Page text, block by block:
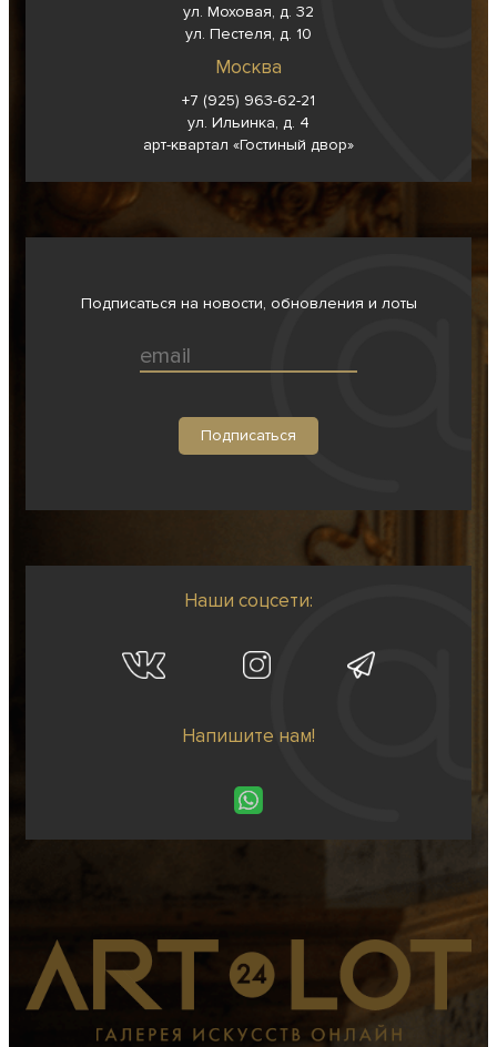
ул. Моховая, д. 32
ул. Пестеля, д. 10
Москва
+7 (925) 963-62-21
ул. Ильинка, д. 4
арт-квартал «Гостиный двор»
Подписаться на новости, обновления и лоты
Наши соцсети:
Напишите нам!